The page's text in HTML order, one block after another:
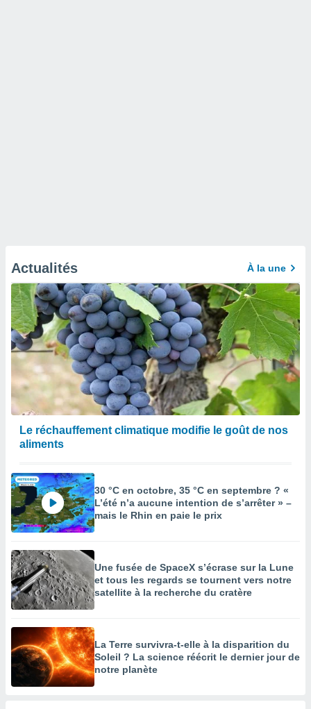
Actualités À la une
Le réchauffement climatique modifie le goût de nos
aliments
30 °C en octobre, 35 °C en septembre ? «
L’été n’a aucune intention de s’arrêter » –
mais le Rhin en paie le prix
Une fusée de SpaceX s’écrase sur la Lune
et tous les regards se tournent vers notre
satellite à la recherche du cratère
La Terre survivra-t-elle à la disparition du
Soleil ? La science réécrit le dernier jour de
notre planète